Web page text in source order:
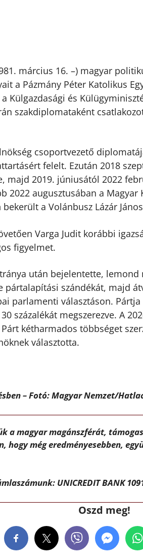
március 16. –) magyar
a Pázmány Péter Katolikus
Külgazdasági és
szakdiplomataként
csoportvezető
felelt. Ezután 2018
majd 2019. júniusától 2022
2022 augusztusában a
a Volánbusz Lázár
Varga Judit korábbi
figyelmet.
után bejelentette,
pártalapítási szándékát, majd
parlamenti választáson.
százalékát megszerezve. A
Párt kétharmados többséget
választotta.
– Fotó: Magyar Nemzet/
a magyar magánszférát,
hogy még eredményesebben,
UNICREDIT BANK
Oszd meg!